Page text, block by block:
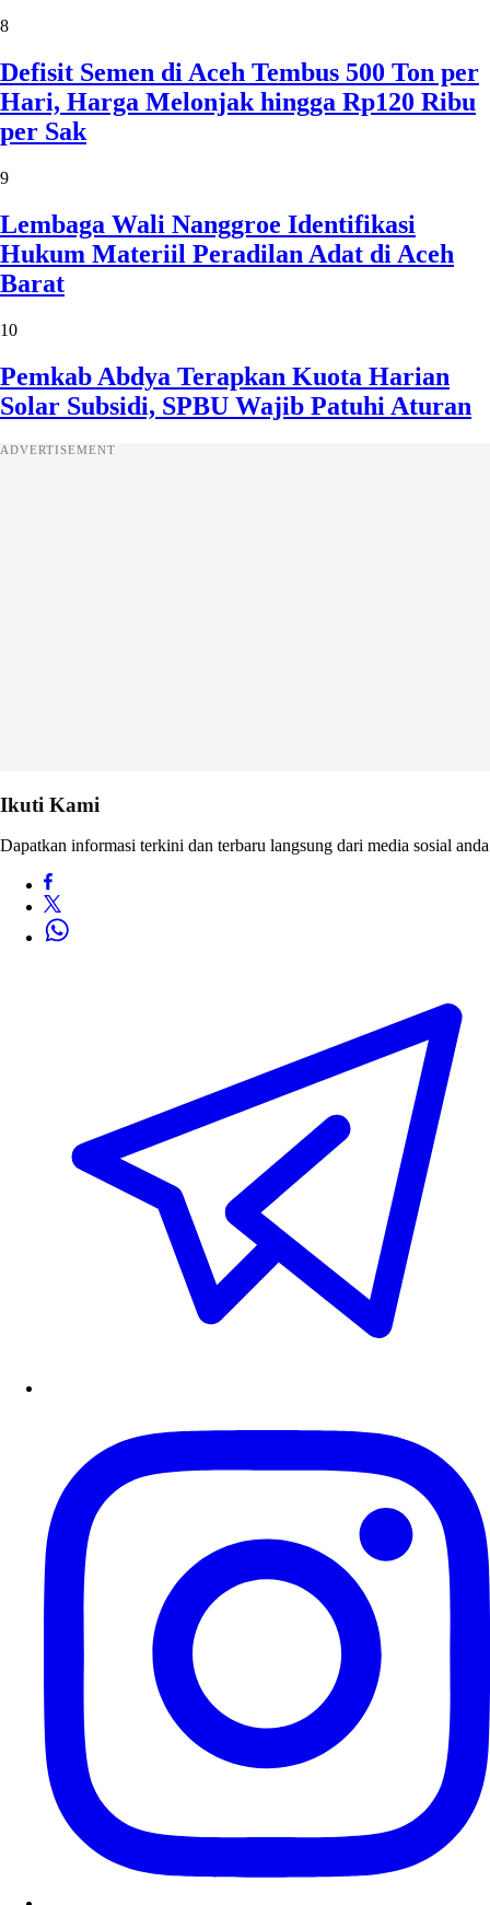
8
Defisit Semen di Aceh Tembus 500 Ton per
Hari, Harga Melonjak hingga Rp120 Ribu
per Sak
9
Lembaga Wali Nanggroe Identifikasi
Hukum Materiil Peradilan Adat di Aceh
Barat
10
Pemkab Abdya Terapkan Kuota Harian
Solar Subsidi, SPBU Wajib Patuhi Aturan
ADVERTISEMENT
Ikuti Kami
Dapatkan informasi terkini dan terbaru langsung dari media sosial anda